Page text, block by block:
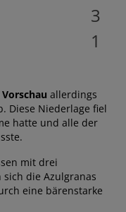
3
1
allerdings
Diese Niederlage fiel
hatte und alle der
mit drei
die Azulgranas
eine bärenstarke